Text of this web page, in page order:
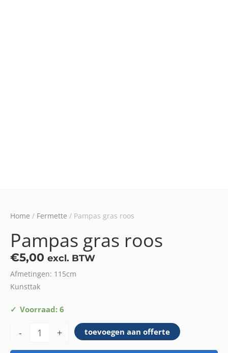
Home / Fermette / Pampas gras roos
Pampas gras roos
€5,00 excl. BTW
Afmetingen: 115cm
Kunsttak
Voorraad: 6
-
Pampas
roos
+ toevoegen aan offerte